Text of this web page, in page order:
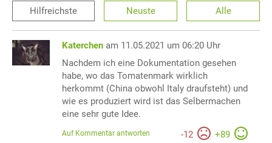
Hilfreichste Neuste Alle
Katerchen am 11.05.2021 um 06:20 Uhr
Nachdem ich eine Dokumentation gesehen
habe, wo das Tomatenmark wirklich
herkommt (China obwohl Italy draufsteht) und
wie es produziert wird ist das Selbermachen
eine sehr gute Idee.
-12 +89
Auf Kommentar antworten